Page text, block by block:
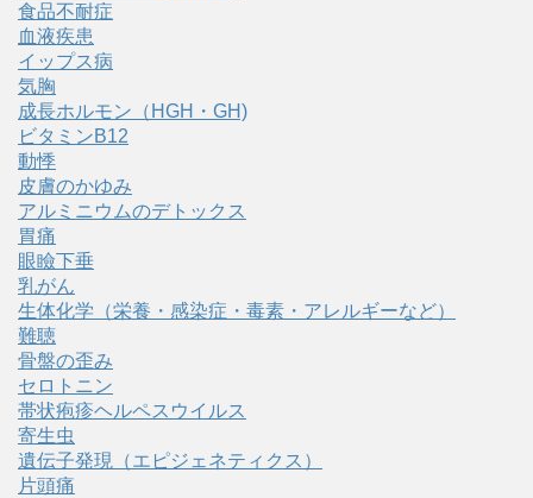
食品不耐症
血液疾患
イップス病
気胸
成長ホルモン（HGH・GH)
ビタミンB12
動悸
皮膚のかゆみ
アルミニウムのデトックス
胃痛
眼瞼下垂
乳がん
生体化学（栄養・感染症・毒素・アレルギーなど）
難聴
骨盤の歪み
セロトニン
帯状疱疹ヘルペスウイルス
寄生虫
遺伝子発現（エピジェネティクス）
片頭痛